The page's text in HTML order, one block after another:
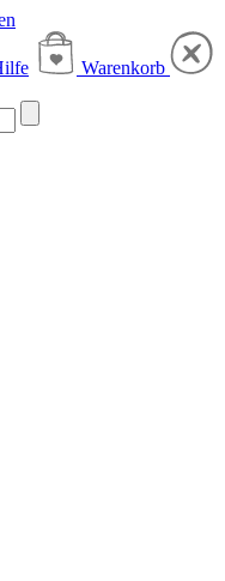
Warenkorb